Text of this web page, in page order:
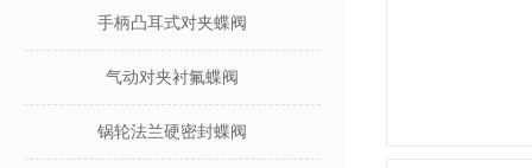
手柄凸耳式对夹蝶阀
气动对夹衬氟蝶阀
锅轮法兰硬密封蝶阀